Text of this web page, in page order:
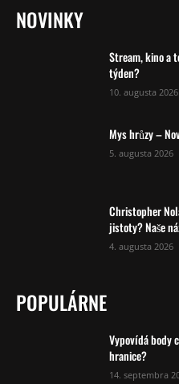
NOVINKY
Stream, kino a
týden?
10. augusta 2026
Mys hrůzy –
5. augusta 2026
Christopher
jistoty? Naše
4. augusta 2026
POPULÁRNE
Vypovídá body
hranice?
14. septembra